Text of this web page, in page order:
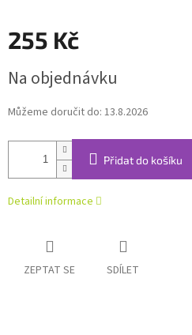
255 Kč
cena:
Na objednávku
Můžeme doručit do: 13.8.2026
Přidat do košíku
Detailní informace
ZEPTAT SE SDÍLET